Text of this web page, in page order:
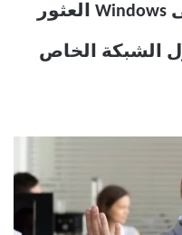
تعذر على Windows العثور
الشبكة الخاص